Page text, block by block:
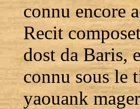
connu encore
Recit
dost da Baris,
connu sous le
yaouank